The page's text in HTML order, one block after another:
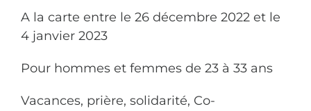
A la carte entre le 26 décembre 2022 et le
4 janvier 2023
Pour hommes et femmes de 23 à 33 ans
Vacances, prière, solidarité, Co-